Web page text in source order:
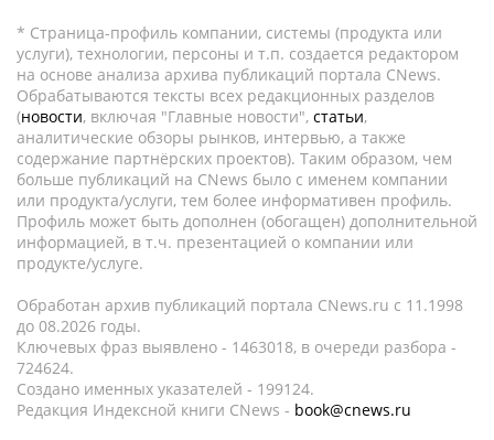
* Страница-профиль компании, системы (продукта или
услуги), технологии, персоны и т.п. создается редактором
на основе анализа архива публикаций портала CNews.
Обрабатываются тексты всех редакционных разделов
(новости, включая "Главные новости", статьи,
аналитические обзоры рынков, интервью, а также
содержание партнёрских проектов). Таким образом, чем
больше публикаций на CNews было с именем компании
или продукта/услуги, тем более информативен профиль.
Профиль может быть дополнен (обогащен) дополнительной
информацией, в т.ч. презентацией о компании или
продукте/услуге.
Обработан архив публикаций портала CNews.ru c 11.1998
до 08.2026 годы.
Ключевых фраз выявлено - 1463018, в очереди разбора -
724624.
Создано именных указателей - 199124.
Редакция Индексной книги CNews - book@cnews.ru